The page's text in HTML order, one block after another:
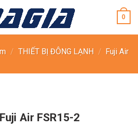
0
/ THIẾT BỊ ĐÔNG LẠNH / Fuji Air
Air FSR15-2